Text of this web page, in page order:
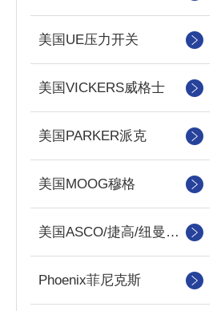
美国UE压力开关
美国VICKERS威格士
美国PARKER派克
美国MOOG穆格
美国ASCO/捷高/纽曼蒂克
Phoenix菲尼克斯